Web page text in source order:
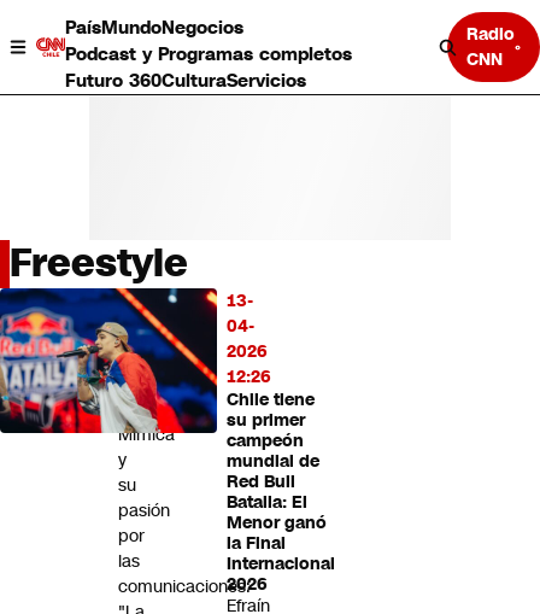
PaísMundoNegocios
Podcast y Programas completos
Futuro 360CulturaServicios
Radio
CNN
País
Mundo
Negocios
Deportes
Programas completos
Cultura
CNN tiempo
Freestyle
13-
04-
2026
12:26
Chile tiene
su primer
campeón
mundial de
Red Bull
Batalla: El
Menor ganó
la Final
Internacional
2026
Efraín
LO
MÁS
LEÍDO
Vladimiro
Mimica
y
su
pasión
por
las
comunicaciones: